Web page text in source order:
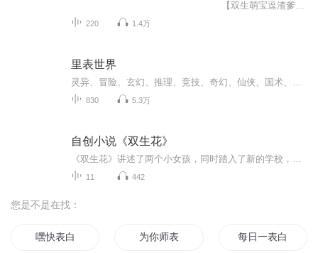
220 1.4万
里表世界
830 5.3万
自创小说《双生花》
11 442
您是不是在找：
嘿快表白 为你师表 每日一表白